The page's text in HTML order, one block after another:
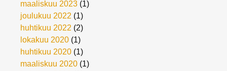
maaliskuu 2023 (1)
joulukuu 2022 (1)
huhtikuu 2022 (2)
lokakuu 2020 (1)
huhtikuu 2020 (1)
maaliskuu 2020 (1)